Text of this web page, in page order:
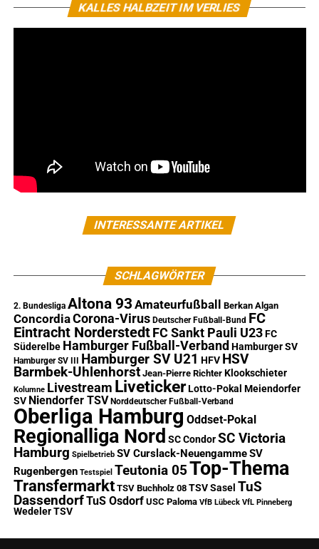
KALLES HALBZEIT IM VERLIES
INTERESSANTE ARTIKEL
SCHLAGWÖRTER
2. Bundesliga Altona 93 Amateurfußball Berkan Algan
ConcordiaCorona-Virus Deutscher Fußball-Bund FC
Eintracht Norderstedt FC Sankt Pauli U23 FC
Süderelbe Hamburger Fußball-Verband Hamburger SV
Hamburger SV III Hamburger SV U21 HFV HSV
Barmbek-Uhlenhorst Jean-Pierre Richter Klookschieter
Kolumne Livestream Liveticker Lotto-Pokal Meiendorfer
SV Niendorfer TSV Norddeutscher Fußball-Verband
Oberliga Hamburg Oddset-Pokal
Regionalliga Nord SC Condor SC Victoria
Hamburg Spielbetrieb SV Curslack-NeuengammeSV
Rugenbergen Testspiel Teutonia 05Top-Thema
Transfermarkt TSV Buchholz 08 TSV Sasel TuS
DassendorfTuS Osdorf USC Paloma VfB Lübeck VfL Pinneberg
Wedeler TSV